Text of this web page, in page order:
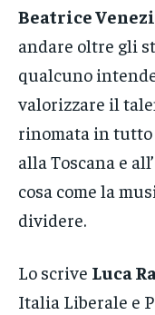
Beatrice Venezi
andare oltre gli
qualcuno
valorizzare il
rinomata in tutto
alla Toscana e
cosa come la
dividere.
Lo scrive Luca
Italia Liberale e